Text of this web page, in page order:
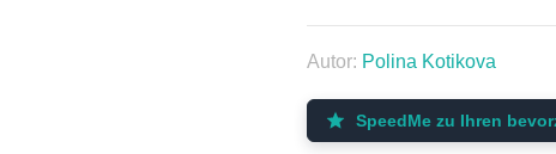
Autor: Polina Kotikova
SpeedMe zu Ihren